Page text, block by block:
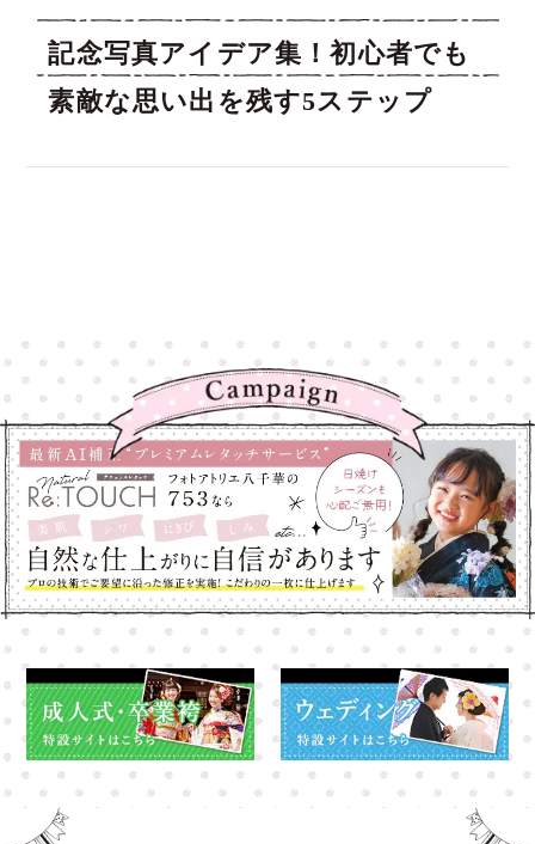
記念写真アイデア集！初心者でも
素敵な思い出を残す5ステップ